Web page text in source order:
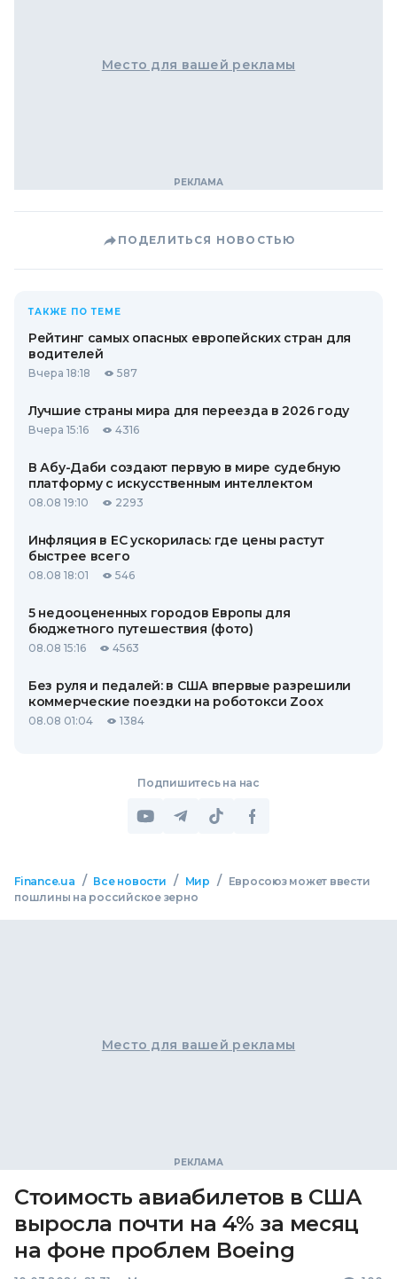
Место для вашей рекламы
ПОДЕЛИТЬСЯ НОВОСТЬЮ
ТАКЖЕ ПО ТЕМЕ
Рейтинг самых опасных европейских стран для
водителей
Вчера 18:18 587
Лучшие страны мира для переезда в 2026 году
Вчера 15:16 4316
В Абу-Даби создают первую в мире судебную
платформу с искусственным интеллектом
08.08 19:10 2293
Инфляция в ЕС ускорилась: где цены растут
быстрее всего
08.08 18:01 546
5 недооцененных городов Европы для
бюджетного путешествия (фото)
08.08 15:16 4563
Без руля и педалей: в США впервые разрешили
коммерческие поездки на роботокси Zoox
08.08 01:04 1384
Подпишитесь на нас
Finance.ua / Все новости / Мир /
Евросоюз может ввести
пошлины на российское зерно
Место для вашей рекламы
Стоимость авиабилетов в США
выросла почти на 4% за месяц
на фоне проблем Boeing